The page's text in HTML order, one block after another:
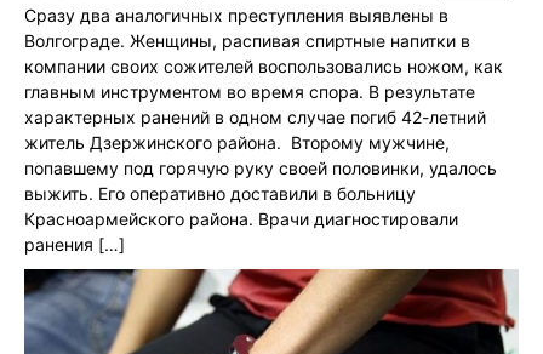
Сразу два аналогичных преступления выявлены в
Волгограде. Женщины, распивая спиртные напитки в
компании своих сожителей воспользовались ножом, как
главным инструментом во время спора. В результате
характерных ранений в одном случае погиб 42-летний
житель Дзержинского района. Второму мужчине,
попавшему под горячую руку своей половинки, удалось
выжить. Его оперативно доставили в больницу
Красноармейского района. Врачи диагностировали
ранения […]